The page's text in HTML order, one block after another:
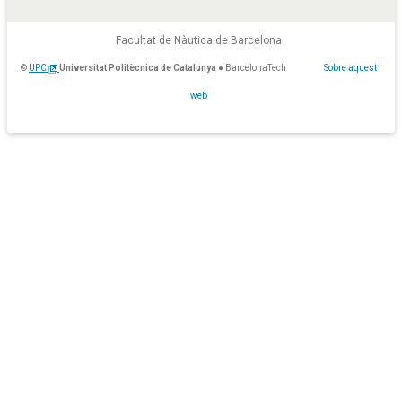
Facultat de Nàutica de Barcelona
© UPC Universitat Politècnica de Catalunya ● BarcelonaTech Sobre aquest
web